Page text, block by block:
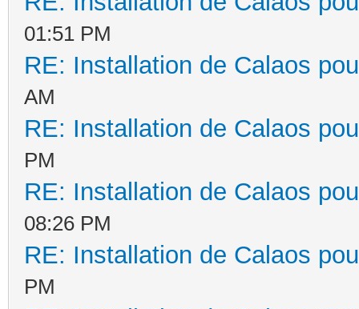
01:51 PM
RE: Installation de Calaos
AM
RE: Installation de Calaos
PM
RE: Installation de Calaos
08:26 PM
RE: Installation de Calaos
PM